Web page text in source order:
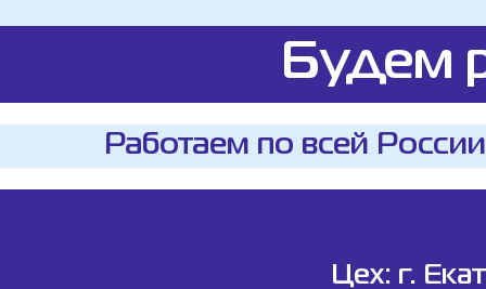
Будем
Работаем по всей
Цех: г.